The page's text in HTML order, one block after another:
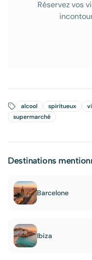
Réservez vos
alcool spiritueux
supermarché
Destinations
Barcelone
Ibiza